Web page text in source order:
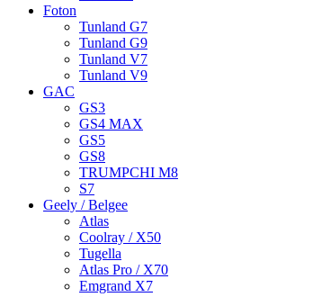
Foton
Tunland G7
Tunland G9
Tunland V7
Tunland V9
GAC
GS3
GS4 MAX
GS5
GS8
TRUMPCHI M8
S7
Geely / Belgee
Atlas
Coolray / X50
Tugella
Atlas Pro / X70
Emgrand X7